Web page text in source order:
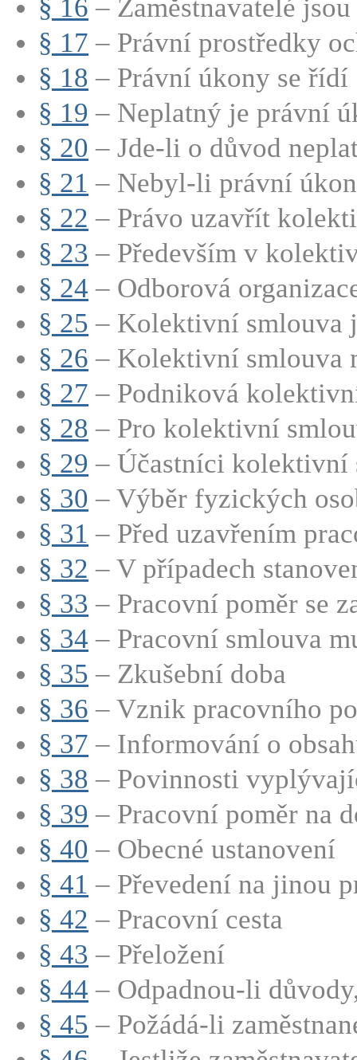
§ 16 – Zaměstnavatelé
§ 17 – Právní prostředky
§ 18 – Právní úkony se řídí
§ 19 – Neplatný je právní
§ 20 – Jde-li o důvod
§ 21 – Nebyl-li právní
§ 22 – Právo uzavřít
§ 23 – Především v
§ 24 – Odborová
§ 25 – Kolektivní smlouva
§ 26 – Kolektivní smlouva
§ 27 – Podniková
§ 28 – Pro kolektivní
§ 29 – Účastníci kolektivní
§ 30 – Výběr fyzických
§ 31 – Před uzavřením
§ 32 – V případech
§ 33 – Pracovní poměr se
§ 34 – Pracovní smlouva
§ 35 – Zkušební doba
§ 36 – Vznik pracovního
§ 37 – Informování o
§ 38 – Povinnosti
§ 39 – Pracovní poměr na
§ 40 – Obecné ustanovení
§ 41 – Převedení na jinou
§ 42 – Pracovní cesta
§ 43 – Přeložení
§ 44 – Odpadnou-li
§ 45 – Požádá-li